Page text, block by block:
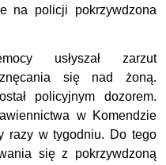
na policji pokrzywdzona
usłyszał zarzut
się nad żoną.
policyjnym dozorem.
w Komendzie
razy w tygodniu. Do tego
się z pokrzywdzoną